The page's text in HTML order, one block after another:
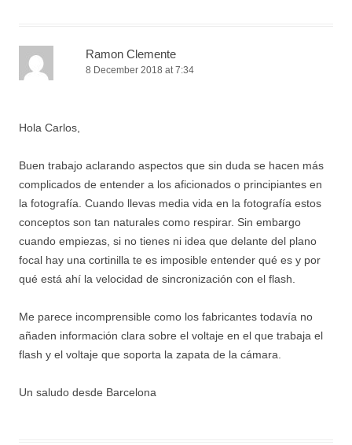
Ramon Clemente
8 December 2018 at 7:34
Hola Carlos,
Buen trabajo aclarando aspectos que sin duda se hacen más
complicados de entender a los aficionados o principiantes en
la fotografía. Cuando llevas media vida en la fotografía estos
conceptos son tan naturales como respirar. Sin embargo
cuando empiezas, si no tienes ni idea que delante del plano
focal hay una cortinilla te es imposible entender qué es y por
qué está ahí la velocidad de sincronización con el flash.
Me parece incomprensible como los fabricantes todavía no
añaden información clara sobre el voltaje en el que trabaja el
flash y el voltaje que soporta la zapata de la cámara.
Un saludo desde Barcelona